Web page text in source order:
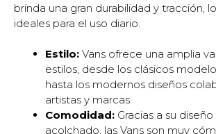
brinda una gran durabilidad y tracción,
ideales para el uso diario.
Estilo: Vans ofrece una amplia
estilos, desde los clásicos
hasta los modernos diseños
artistas y marcas.
Comodidad: Gracias a su
acolchado, las Vans son muy